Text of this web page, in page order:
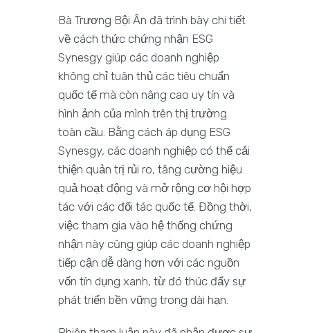
Bà Trương Bội Ân đã trình bày chi tiết
về cách thức chứng nhận ESG
Synesgy giúp các doanh nghiệp
không chỉ tuân thủ các tiêu chuẩn
quốc tế mà còn nâng cao uy tín và
hình ảnh của mình trên thị trường
toàn cầu. Bằng cách áp dụng ESG
Synesgy, các doanh nghiệp có thể cải
thiện quản trị rủi ro, tăng cường hiệu
quả hoạt động và mở rộng cơ hội hợp
tác với các đối tác quốc tế. Đồng thời,
việc tham gia vào hệ thống chứng
nhận này cũng giúp các doanh nghiệp
tiếp cận dễ dàng hơn với các nguồn
vốn tín dụng xanh, từ đó thúc đẩy sự
phát triển bền vững trong dài hạn.